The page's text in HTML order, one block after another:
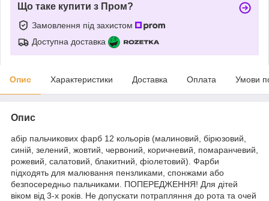
Що таке купити з Пром?
Замовлення під захистом
Доступна доставка
Опис Характеристики Доставка Оплата Умови
Опис
абір пальчикових фарб 12 кольорів (малиновий, бірюзовий,
синій, зелений, жовтий, червоний, коричневий, помаранчевий,
рожевий, салатовий, блакитний, фіолетовий). Фарби
підходять для малювання пензликами, спонжами або
безпосередньо пальчиками. ПОПЕРЕДЖЕННЯ! Для дітей
віком від 3-х років. Не допускати потрапляння до рота та очей